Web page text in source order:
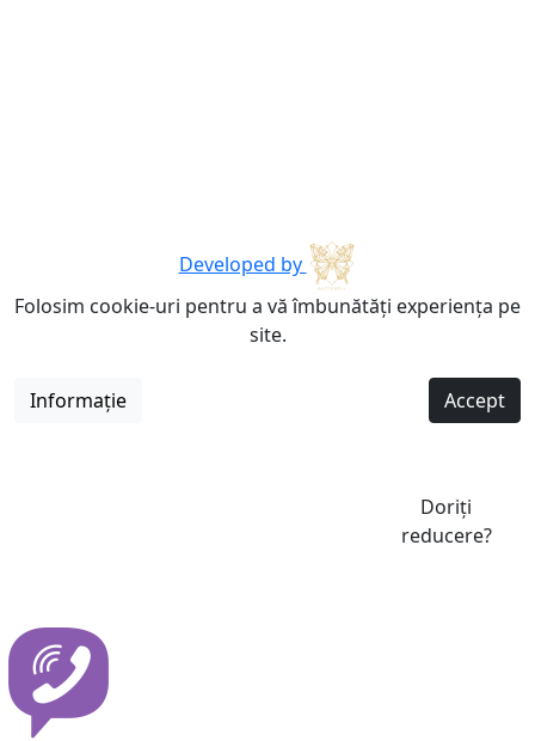
Developed by
Folosim cookie-uri pentru a vă îmbunătăți experiența pe
site.
Informație Accept
Doriți
reducere?